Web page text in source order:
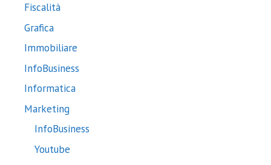
Fiscalità
Grafica
Immobiliare
InfoBusiness
Informatica
Marketing
InfoBusiness
Youtube